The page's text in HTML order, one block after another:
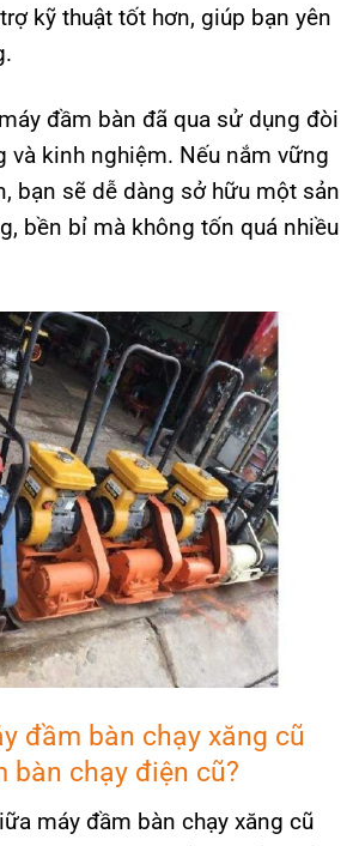
kỹ thuật tốt hơn, giúp bạn yên
đầm bàn đã qua sử dụng đòi
và kinh nghiệm. Nếu nắm vững
bạn sẽ dễ dàng sở hữu một sản
bền bỉ mà không tốn quá nhiều
đầm bàn chạy xăng cũ
bàn chạy điện cũ?
máy đầm bàn chạy xăng cũ